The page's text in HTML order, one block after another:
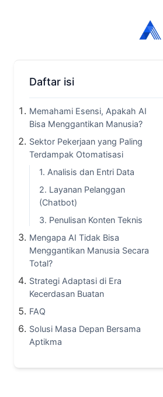
Daftar isi
Memahami Esensi, Apakah AI
Bisa Menggantikan Manusia?
Sektor Pekerjaan yang Paling
Terdampak Otomatisasi
1. Analisis dan Entri Data
2. Layanan Pelanggan
(Chatbot)
3. Penulisan Konten Teknis
Mengapa AI Tidak Bisa
Menggantikan Manusia Secara
Total?
Strategi Adaptasi di Era
Kecerdasan Buatan
FAQ
Solusi Masa Depan Bersama
Aptikma